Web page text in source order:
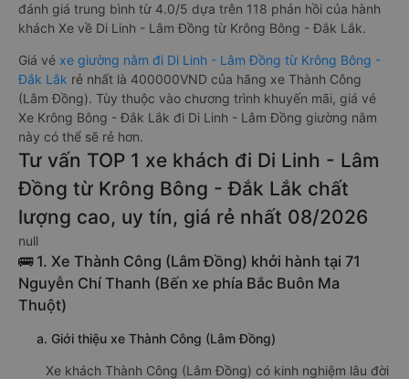
đánh giá trung bình từ 4.0/5 dựa trên 118 phản hồi của hành
khách Xe về Di Linh - Lâm Đồng từ Krông Bông - Đắk Lắk.
Giá vé xe giường nằm đi Di Linh - Lâm Đồng từ Krông Bông -
Đắk Lắk rẻ nhất là 400000VND của hãng xe Thành Công
(Lâm Đồng). Tùy thuộc vào chương trình khuyến mãi, giá vé
Xe Krông Bông - Đắk Lắk đi Di Linh - Lâm Đồng giường nằm
này có thể sẽ rẻ hơn.
Tư vấn TOP 1 xe khách đi Di Linh - Lâm
Đồng từ Krông Bông - Đắk Lắk chất
lượng cao, uy tín, giá rẻ nhất 08/2026
null
🚌 1. Xe Thành Công (Lâm Đồng) khởi hành tại 71
Nguyễn Chí Thanh (Bến xe phía Bắc Buôn Ma
Thuột)
a. Giới thiệu xe Thành Công (Lâm Đồng)
Xe khách Thành Công (Lâm Đồng) có kinh nghiệm lâu đời